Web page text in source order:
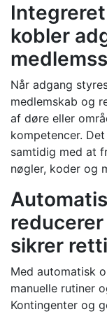
kobler
Når adgang
medlemskab og
af døre eller
kompetencer.
samtidig med at
nøgler, koder og
sikrer
Med automatisk
manuelle rutiner
Kontingenter og